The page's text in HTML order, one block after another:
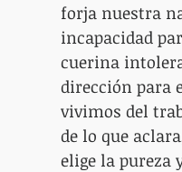
forja nuestra
incapacidad
cuerina
dirección para
vivimos del
de lo que
elige la pureza